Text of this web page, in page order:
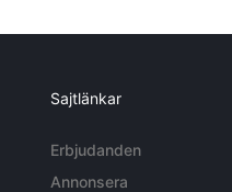
Sajtlänkar
Erbjudanden
Annonsera